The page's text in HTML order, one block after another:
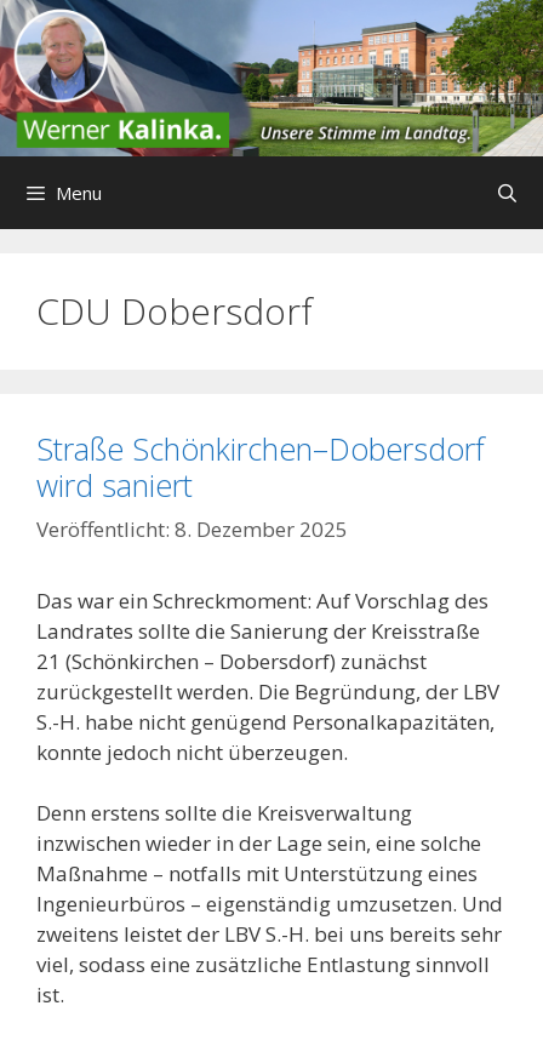
Zum
Inhalt
springen
Menu
CDU Dobersdorf
Straße Schönkirchen–Dobersdorf
wird saniert
8. Dezember 2025
Das war ein Schreckmoment: Auf Vorschlag des
Landrates sollte die Sanierung der Kreisstraße
21 (Schönkirchen – Dobersdorf) zunächst
zurückgestellt werden. Die Begründung, der LBV
S.-H. habe nicht genügend Personalkapazitäten,
konnte jedoch nicht überzeugen.
Denn erstens sollte die Kreisverwaltung
inzwischen wieder in der Lage sein, eine solche
Maßnahme – notfalls mit Unterstützung eines
Ingenieurbüros – eigenständig umzusetzen. Und
zweitens leistet der LBV S.-H. bei uns bereits sehr
viel, sodass eine zusätzliche Entlastung sinnvoll
ist.